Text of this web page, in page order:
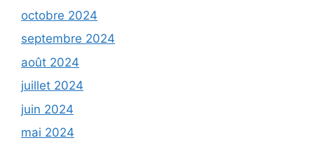
octobre 2024
septembre 2024
août 2024
juillet 2024
juin 2024
mai 2024